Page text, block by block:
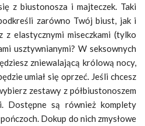
z biustonosza i majteczek. Taki
zarówno Twój biust, jak i
z elastycznymi miseczkami (tylko
usztywnianymi? W seksownych
zniewalającą królową nocy,
umiał się oprzeć. Jeśli chcesz
zestawy z półbiustonoszem
Dostępne są również komplety
Dokup do nich zmysłowe